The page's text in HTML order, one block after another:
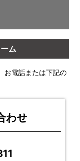
ム
お電話または下記の
わせ